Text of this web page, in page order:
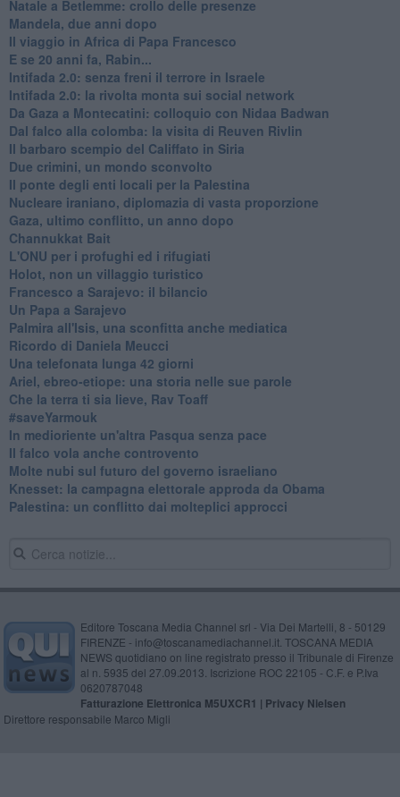
Natale a Betlemme: crollo delle presenze
Mandela, due anni dopo
Il viaggio in Africa di Papa Francesco
E se 20 anni fa, Rabin...
Intifada 2.0: senza freni il terrore in Israele
Intifada 2.0: la rivolta monta sui social network
Da Gaza a Montecatini: colloquio con Nidaa Badwan
Dal falco alla colomba: la visita di Reuven Rivlin
Il barbaro scempio del Califfato in Siria
Due crimini, un mondo sconvolto
Il ponte degli enti locali per la Palestina
Nucleare iraniano, diplomazia di vasta proporzione
Gaza, ultimo conflitto, un anno dopo
Channukkat Bait
L'ONU per i profughi ed i rifugiati
Holot, non un villaggio turistico
Francesco a Sarajevo: il bilancio
Un Papa a Sarajevo
Palmira all'Isis, una sconfitta anche mediatica
Ricordo di Daniela Meucci
​Una telefonata lunga 42 giorni
​Ariel, ebreo-etiope: una storia nelle sue parole
Che la terra ti sia lieve, Rav Toaff
​#saveYarmouk
​In medioriente un'altra Pasqua senza pace
​Il falco vola anche controvento
Molte nubi sul futuro del governo israeliano
Knesset: la campagna elettorale approda da Obama
Palestina: un conflitto dai molteplici approcci
Editore Toscana Media Channel srl - Via Dei Martelli, 8 - 50129
FIRENZE - info@toscanamediachannel.it. TOSCANA MEDIA
NEWS quotidiano on line registrato presso il Tribunale di Firenze
al n. 5935 del 27.09.2013. Iscrizione ROC 22105 - C.F. e P.Iva
0620787048
Fatturazione Elettronica M5UXCR1 | Privacy Nielsen
Direttore responsabile Marco Migli